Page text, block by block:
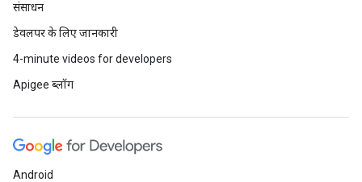
संसाधन
डेवलपर के लिए जानकारी
4-minute videos for developers
Apigee ब्लॉग
Android